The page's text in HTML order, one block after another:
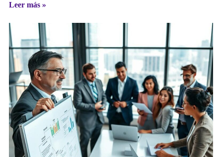
Leer más »